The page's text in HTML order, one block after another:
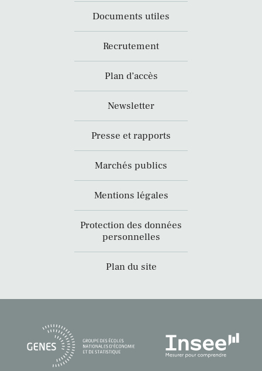
Documents utiles
Recrutement
Plan d’accès
Newsletter
Presse et rapports
Marchés publics
Mentions légales
Protection des données
personnelles
Plan du site